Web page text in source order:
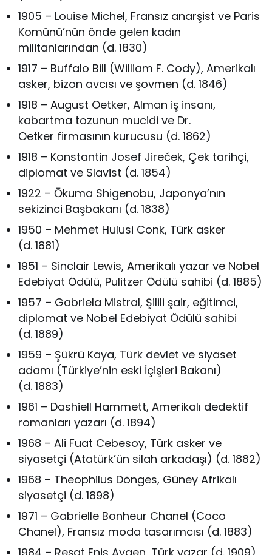
1905 – Louise Michel, Fransız anarşist ve Paris
Komünü’nün önde gelen kadın
militanlarından (d. 1830)
1917 – Buffalo Bill (William F. Cody), Amerikalı
asker, bizon avcısı ve şovmen (d. 1846)
1918 – August Oetker, Alman iş insanı,
kabartma tozunun mucidi ve Dr.
Oetker firmasının kurucusu (d. 1862)
1918 – Konstantin Josef Jireček, Çek tarihçi,
diplomat ve Slavist (d. 1854)
1922 – Ōkuma Shigenobu, Japonya’nın
sekizinci Başbakanı (d. 1838)
1950 – Mehmet Hulusi Conk, Türk asker
(d. 1881)
1951 – Sinclair Lewis, Amerikalı yazar ve Nobel
Edebiyat Ödülü, Pulitzer Ödülü sahibi (d. 1885)
1957 – Gabriela Mistral, Şilili şair, eğitimci,
diplomat ve Nobel Edebiyat Ödülü sahibi
(d. 1889)
1959 – Şükrü Kaya, Türk devlet ve siyaset
adamı (Türkiye’nin eski İçişleri Bakanı)
(d. 1883)
1961 – Dashiell Hammett, Amerikalı dedektif
romanları yazarı (d. 1894)
1968 – Ali Fuat Cebesoy, Türk asker ve
siyasetçi (Atatürk’ün silah arkadaşı) (d. 1882)
1968 – Theophilus Dönges, Güney Afrikalı
siyasetçi (d. 1898)
1971 – Gabrielle Bonheur Chanel (Coco
Chanel), Fransız moda tasarımcısı (d. 1883)